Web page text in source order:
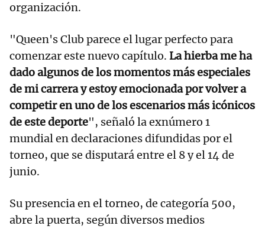
organización.
"Queen's Club parece el lugar perfecto para
comenzar este nuevo capítulo. La hierba me ha
dado algunos de los momentos más especiales
de mi carrera y estoy emocionada por volver a
competir en uno de los escenarios más icónicos
de este deporte", señaló la exnúmero 1
mundial en declaraciones difundidas por el
torneo, que se disputará entre el 8 y el 14 de
junio.
Su presencia en el torneo, de categoría 500,
abre la puerta, según diversos medios